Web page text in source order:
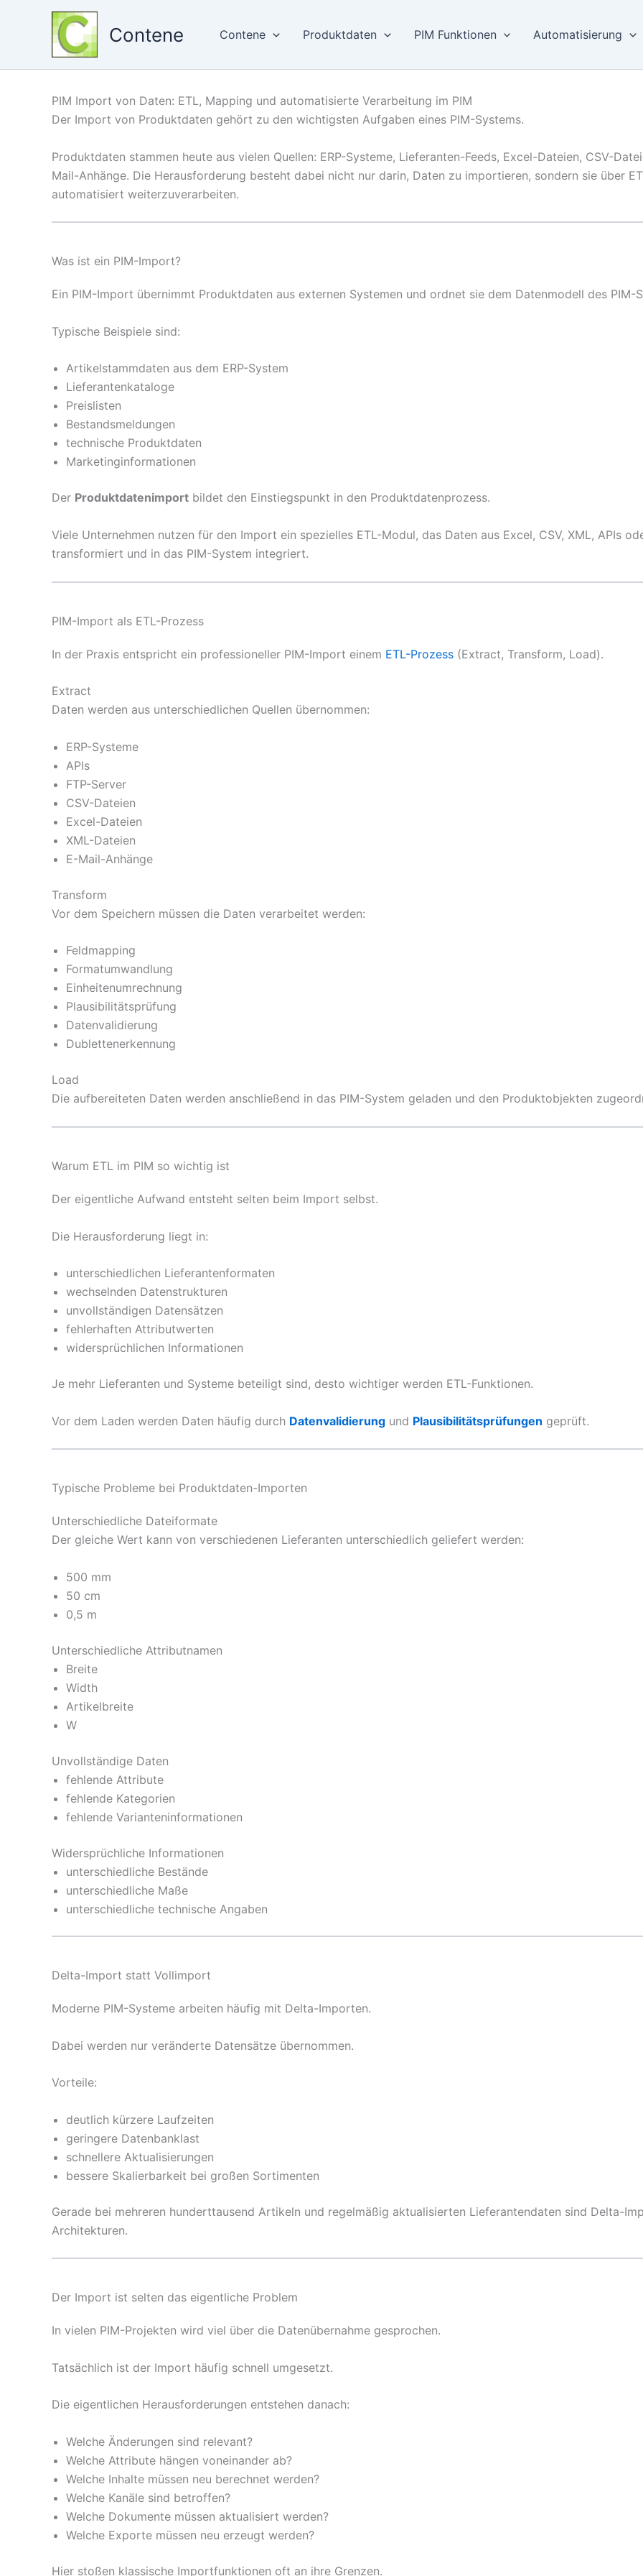
Contene Contene Produktdaten PIM Funktionen Automatisierung
PIM Import von Daten: ETL, Mapping und automatisierte Verarbeitung im PIM
Der Import von Produktdaten gehört zu den wichtigsten Aufgaben eines PIM-Systems.
Produktdaten stammen heute aus vielen Quellen: ERP-Systeme, Lieferanten-Feeds, Excel-Dateien, CSV-
Mail-Anhänge. Die Herausforderung besteht dabei nicht nur darin, Daten zu importieren, sondern sie über
automatisiert weiterzuverarbeiten.
Was ist ein PIM-Import?
Ein PIM-Import übernimmt Produktdaten aus externen Systemen und ordnet sie dem Datenmodell des PIM-
Typische Beispiele sind:
Artikelstammdaten aus dem ERP-System
Lieferantenkataloge
Preislisten
Bestandsmeldungen
technische Produktdaten
Marketinginformationen
Der Produktdatenimport bildet den Einstiegspunkt in den Produktdatenprozess.
Viele Unternehmen nutzen für den Import ein spezielles ETL-Modul, das Daten aus Excel, CSV, XML, APIs
transformiert und in das PIM-System integriert.
PIM-Import als ETL-Prozess
In der Praxis entspricht ein professioneller PIM-Import einem ETL-Prozess (Extract, Transform, Load).
Extract
Daten werden aus unterschiedlichen Quellen übernommen:
ERP-Systeme
APIs
FTP-Server
CSV-Dateien
Excel-Dateien
XML-Dateien
E-Mail-Anhänge
Transform
Vor dem Speichern müssen die Daten verarbeitet werden:
Feldmapping
Formatumwandlung
Einheitenumrechnung
Plausibilitätsprüfung
Datenvalidierung
Dublettenerkennung
Load
Die aufbereiteten Daten werden anschließend in das PIM-System geladen und den Produktobjekten
Warum ETL im PIM so wichtig ist
Der eigentliche Aufwand entsteht selten beim Import selbst.
Die Herausforderung liegt in:
unterschiedlichen Lieferantenformaten
wechselnden Datenstrukturen
unvollständigen Datensätzen
fehlerhaften Attributwerten
widersprüchlichen Informationen
Je mehr Lieferanten und Systeme beteiligt sind, desto wichtiger werden ETL-Funktionen.
Vor dem Laden werden Daten häufig durch Datenvalidierung und Plausibilitätsprüfungen geprüft.
Typische Probleme bei Produktdaten-Importen
Unterschiedliche Dateiformate
Der gleiche Wert kann von verschiedenen Lieferanten unterschiedlich geliefert werden:
500 mm
50 cm
0,5 m
Unterschiedliche Attributnamen
Breite
Width
Artikelbreite
W
Unvollständige Daten
fehlende Attribute
fehlende Kategorien
fehlende Varianteninformationen
Widersprüchliche Informationen
unterschiedliche Bestände
unterschiedliche Maße
unterschiedliche technische Angaben
Delta-Import statt Vollimport
Moderne PIM-Systeme arbeiten häufig mit Delta-Importen.
Dabei werden nur veränderte Datensätze übernommen.
Vorteile:
deutlich kürzere Laufzeiten
geringere Datenbanklast
schnellere Aktualisierungen
bessere Skalierbarkeit bei großen Sortimenten
Gerade bei mehreren hunderttausend Artikeln und regelmäßig aktualisierten Lieferantendaten sind Delta-
Architekturen.
Der Import ist selten das eigentliche Problem
In vielen PIM-Projekten wird viel über die Datenübernahme gesprochen.
Tatsächlich ist der Import häufig schnell umgesetzt.
Die eigentlichen Herausforderungen entstehen danach:
Welche Änderungen sind relevant?
Welche Attribute hängen voneinander ab?
Welche Inhalte müssen neu berechnet werden?
Welche Kanäle sind betroffen?
Welche Dokumente müssen aktualisiert werden?
Welche Exporte müssen neu erzeugt werden?
Hier stoßen klassische Importfunktionen oft an ihre Grenzen.